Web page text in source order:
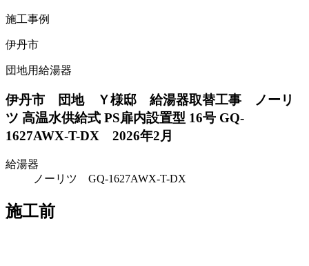
施工事例
伊丹市
団地用給湯器
伊丹市 団地 Ｙ様邸 給湯器取替工事 ノーリ
ツ 高温水供給式 PS扉内設置型 16号 GQ-
1627AWX-T-DX 2026年2月
給湯器
ノーリツ GQ-1627AWX-T-DX
施工前